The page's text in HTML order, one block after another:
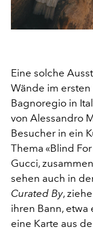
Eine solche
Wände im
Bagnoregio in
von Alessandro
Besucher in ein
Thema «Blind
Gucci,
sehen auch in
Curated By,
ihren Bann, etwa
eine Karte aus